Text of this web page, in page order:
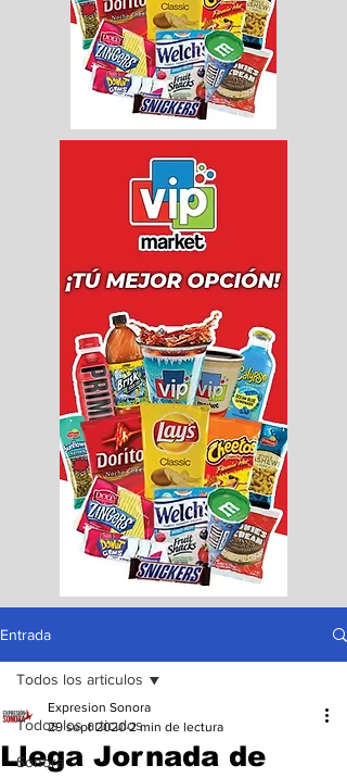
Entrada
Todos los articulos
Sonora
Todos los articulos
Llega Jornada de
Expresion Sonora
29 sept 2020 2 min de lectura